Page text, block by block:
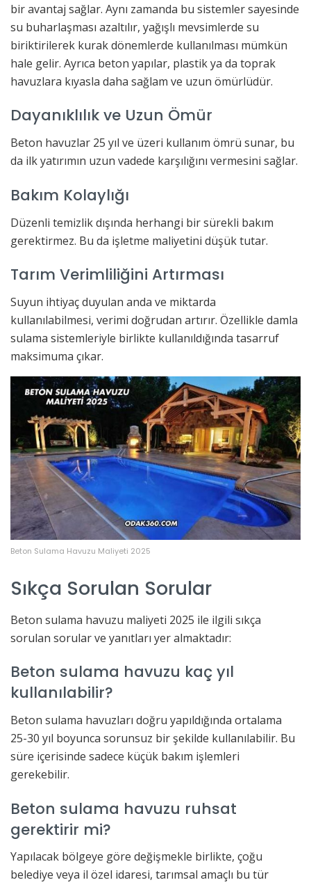
bir avantaj sağlar. Aynı zamanda bu sistemler sayesinde
su buharlaşması azaltılır, yağışlı mevsimlerde su
biriktirilerek kurak dönemlerde kullanılması mümkün
hale gelir. Ayrıca beton yapılar, plastik ya da toprak
havuzlara kıyasla daha sağlam ve uzun ömürlüdür.
Dayanıklılık ve Uzun Ömür
Beton havuzlar 25 yıl ve üzeri kullanım ömrü sunar, bu
da ilk yatırımın uzun vadede karşılığını vermesini sağlar.
Bakım Kolaylığı
Düzenli temizlik dışında herhangi bir sürekli bakım
gerektirmez. Bu da işletme maliyetini düşük tutar.
Tarım Verimliliğini Artırması
Suyun ihtiyaç duyulan anda ve miktarda
kullanılabilmesi, verimi doğrudan artırır. Özellikle damla
sulama sistemleriyle birlikte kullanıldığında tasarruf
maksimuma çıkar.
Beton Sulama Havuzu Maliyeti 2025
Sıkça Sorulan Sorular
Beton sulama havuzu maliyeti 2025 ile ilgili sıkça
sorulan sorular ve yanıtları yer almaktadır:
Beton sulama havuzu kaç yıl
kullanılabilir?
Beton sulama havuzları doğru yapıldığında ortalama
25-30 yıl boyunca sorunsuz bir şekilde kullanılabilir. Bu
süre içerisinde sadece küçük bakım işlemleri
gerekebilir.
Beton sulama havuzu ruhsat
gerektirir mi?
Yapılacak bölgeye göre değişmekle birlikte, çoğu
belediye veya il özel idaresi, tarımsal amaçlı bu tür